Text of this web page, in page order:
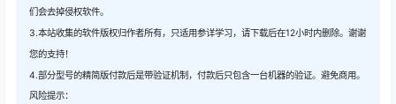
们会去掉侵权软件。
3.本站收集的软件版权归作者所有，只适用参详学习，请下载后在12小时内删除。谢谢
您的支持！
4.部分型号的精简版付款后是带验证机制，付款后只包含一台机器的验证。避免商用。
风险提示：